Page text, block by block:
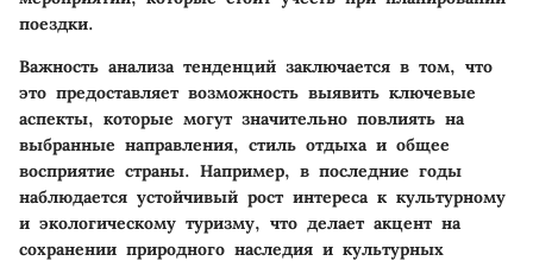
поездки.
Важность анализа тенденций заключается в том, что
это предоставляет возможность выявить ключевые
аспекты, которые могут значительно повлиять на
выбранные направления, стиль отдыха и общее
восприятие страны. Например, в последние годы
наблюдается устойчивый рост интереса к культурному
и экологическому туризму, что делает акцент на
сохранении природного наследия и культурных